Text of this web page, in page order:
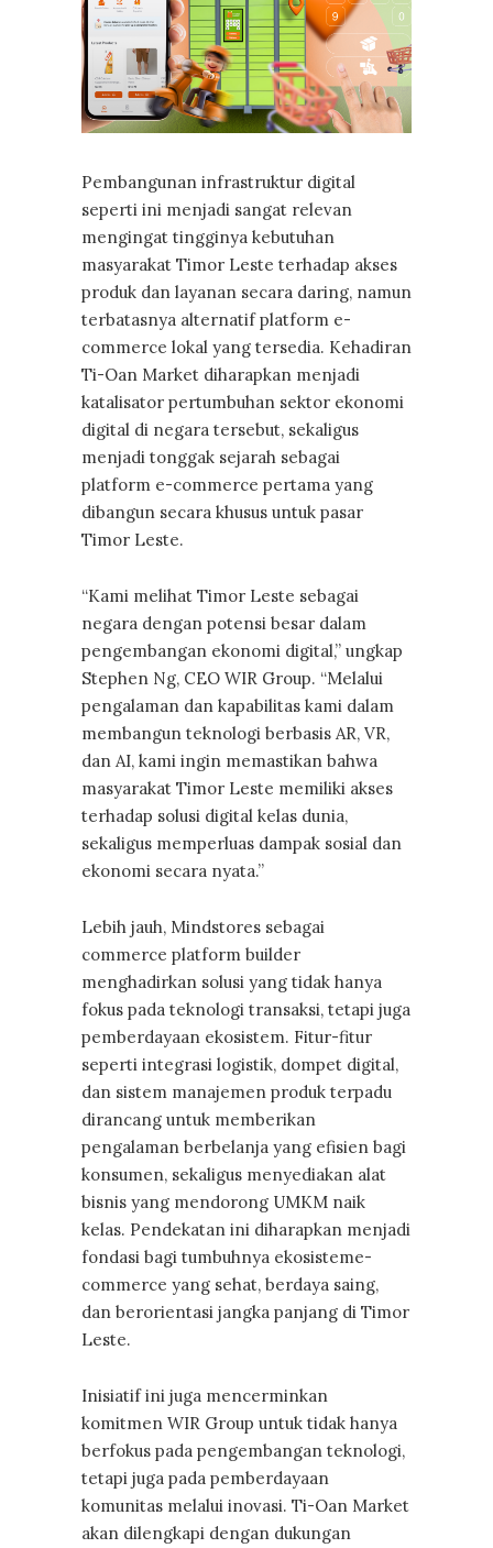
Pembangunan infrastruktur digital
seperti ini menjadi sangat relevan
mengingat tingginya kebutuhan
masyarakat Timor Leste terhadap akses
produk dan layanan secara daring, namun
terbatasnya alternatif platform e-
commerce lokal yang tersedia. Kehadiran
Ti-Oan Market diharapkan menjadi
katalisator pertumbuhan sektor ekonomi
digital di negara tersebut, sekaligus
menjadi tonggak sejarah sebagai
platform e-commerce pertama yang
dibangun secara khusus untuk pasar
Timor Leste.
“Kami melihat Timor Leste sebagai
negara dengan potensi besar dalam
pengembangan ekonomi digital,” ungkap
Stephen Ng, CEO WIR Group. “Melalui
pengalaman dan kapabilitas kami dalam
membangun teknologi berbasis AR, VR,
dan AI, kami ingin memastikan bahwa
masyarakat Timor Leste memiliki akses
terhadap solusi digital kelas dunia,
sekaligus memperluas dampak sosial dan
ekonomi secara nyata.”
Lebih jauh, Mindstores sebagai
commerce platform builder
menghadirkan solusi yang tidak hanya
fokus pada teknologi transaksi, tetapi juga
pemberdayaan ekosistem. Fitur-fitur
seperti integrasi logistik, dompet digital,
dan sistem manajemen produk terpadu
dirancang untuk memberikan
pengalaman berbelanja yang efisien bagi
konsumen, sekaligus menyediakan alat
bisnis yang mendorong UMKM naik
kelas. Pendekatan ini diharapkan menjadi
fondasi bagi tumbuhnya ekosisteme-
commerce yang sehat, berdaya saing,
dan berorientasi jangka panjang di Timor
Leste.
Inisiatif ini juga mencerminkan
komitmen WIR Group untuk tidak hanya
berfokus pada pengembangan teknologi,
tetapi juga pada pemberdayaan
komunitas melalui inovasi. Ti-Oan Market
akan dilengkapi dengan dukungan